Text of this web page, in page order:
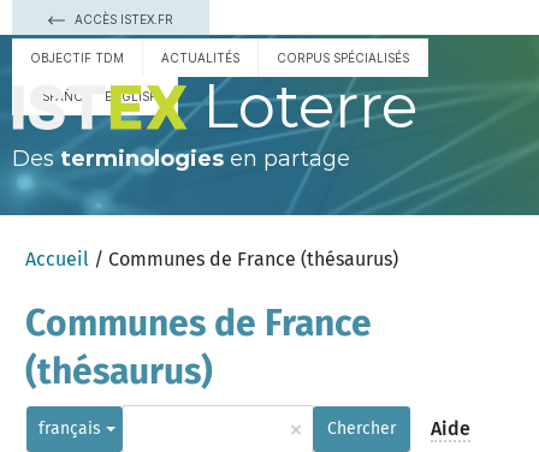
ACCÈS ISTEX.FR
OBJECTIF TDM ACTUALITÉS CORPUS SPÉCIALISÉS
ESPAÑOL ENGLISH Loterre
Des terminologies en partage
Accueil / Communes de France (thésaurus)
Communes de France
(thésaurus)
français × Chercher Aide